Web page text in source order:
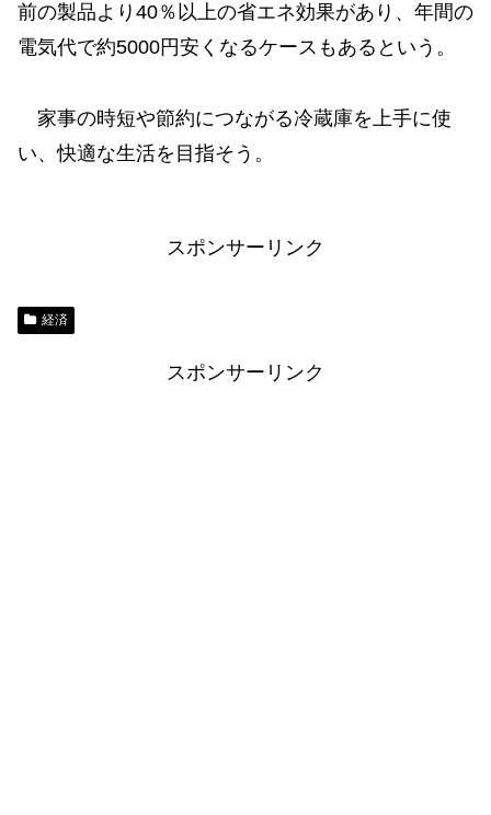
前の製品より40％以上の省エネ効果があり、年間の
電気代で約5000円安くなるケースもあるという。
家事の時短や節約につながる冷蔵庫を上手に使
い、快適な生活を目指そう。
スポンサーリンク
経済
スポンサーリンク